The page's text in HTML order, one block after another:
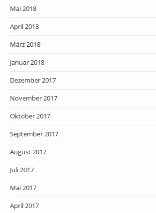
Mai 2018
April 2018
März 2018
Januar 2018
Dezember 2017
November 2017
Oktober 2017
September 2017
August 2017
Juli 2017
Mai 2017
April 2017